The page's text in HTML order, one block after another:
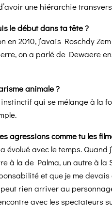
une hiérarchie
le début dans ta tête ?
en 2010, j’avais Roschdy
on a parlé de Dewaere
animale ?
instinctif qui se mélange à la
agressions comme tu les
évolué avec le temps.
à la de Palma, un autre à la
et que je me
rien arriver au
avec les spectateurs